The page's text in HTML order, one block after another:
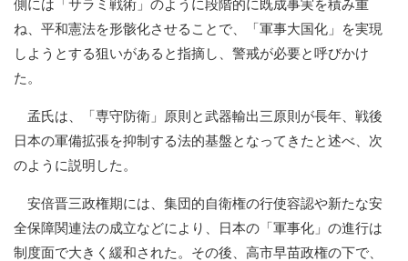
側には「サラミ戦術」のように段階的に既成事実を積み重
ね、平和憲法を形骸化させることで、「軍事大国化」を実現
しようとする狙いがあると指摘し、警戒が必要と呼びかけ
た。
孟氏は、「専守防衛」原則と武器輸出三原則が長年、戦後
日本の軍備拡張を抑制する法的基盤となってきたと述べ、次
のように説明した。
安倍晋三政権期には、集団的自衛権の行使容認や新たな安
全保障関連法の成立などにより、日本の「軍事化」の進行は
制度面で大きく緩和された。その後、高市早苗政権の下で、